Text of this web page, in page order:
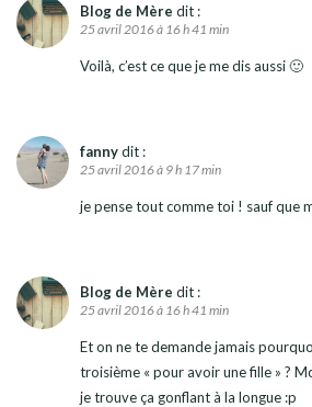
Blog de Mère dit :
25 avril 2016 à 16 h 41 min
Voilà, c’est ce que je me dis aussi 🙂
fannydit :
25 avril 2016 à 9 h 17 min
je pense tout comme toi ! sauf que
Blog de Mère dit :
25 avril 2016 à 16 h 41 min
Et on ne te demande jamais
troisième « pour avoir une fille » ?
je trouve ça gonflant à la longue :p